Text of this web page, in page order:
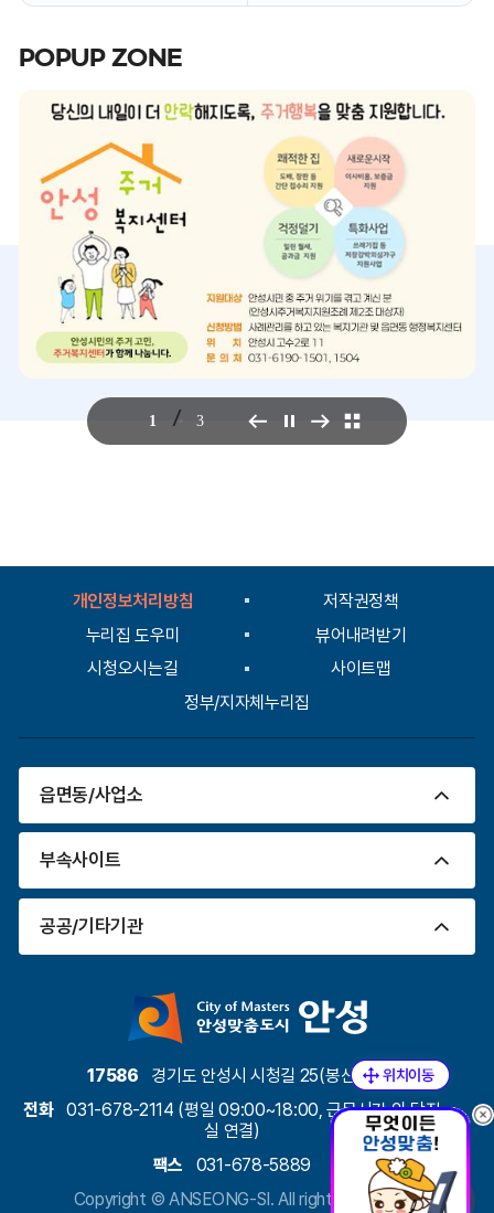
POPUP ZONE
1 / 3
개인정보처리방침
저작권정책
누리집 도우미
뷰어내려받기
시청오시는길
사이트맵
정부/지자체누리집
읍면동/사업소
부속사이트
공공/기타기관
17586
경기도 안성시 시청길 25(봉산동)
전화 031-678-2114 (평일 09:00~18:00, 근무시간 외 당직
실 연결)
팩스
031-678-5889
Copyright © ANSEONG-SI. All rights Reserved.